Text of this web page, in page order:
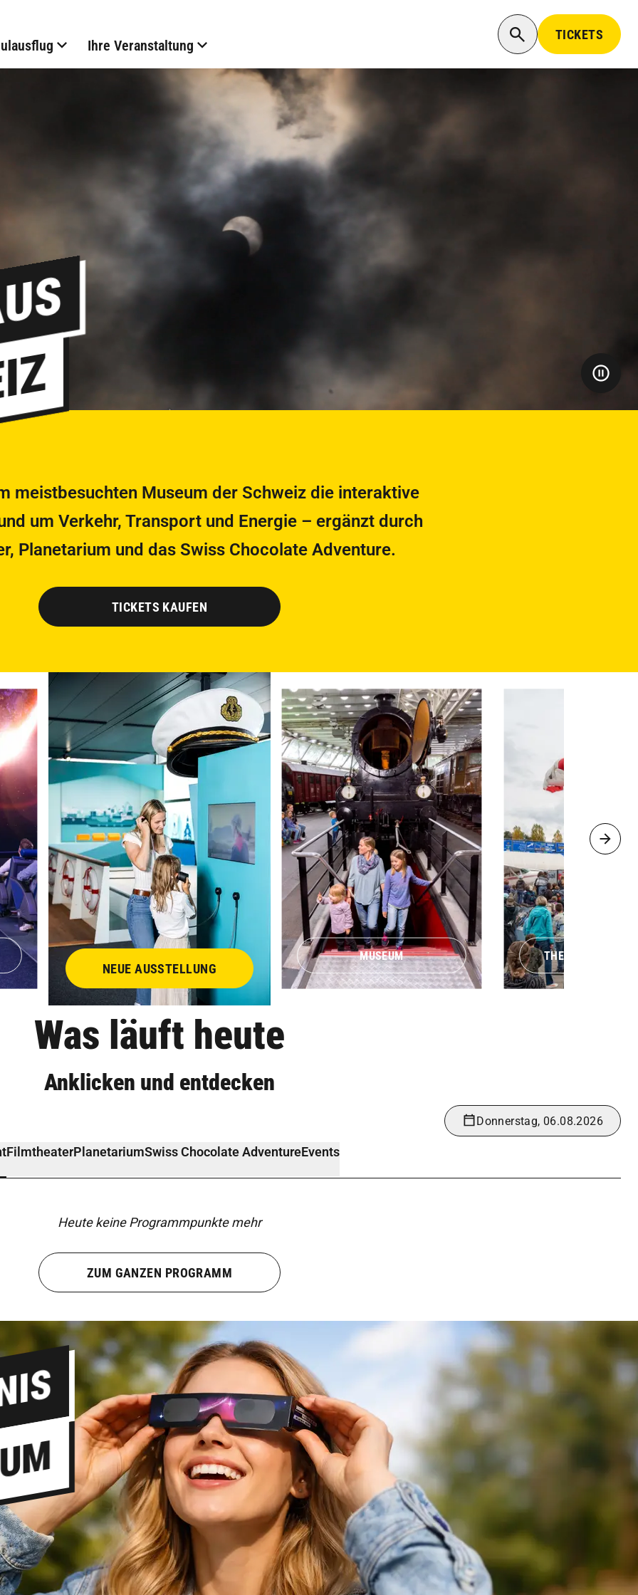
Ihre Veranstaltung
TICKETS
meistbesuchten Museum der Schweiz die interaktive
um Verkehr, Transport und Energie – ergänzt durch
Planetarium und das Swiss Chocolate Adventure.
TICKETS KAUFEN
NEUE AUSSTELLUNG
MUSEUM
Was läuft heute
Anklicken und entdecken
Donnerstag, 06.08.2026
FilmtheaterPlanetariumSwiss Chocolate AdventureEvents
Heute keine Programmpunkte mehr
ZUM GANZEN PROGRAMM